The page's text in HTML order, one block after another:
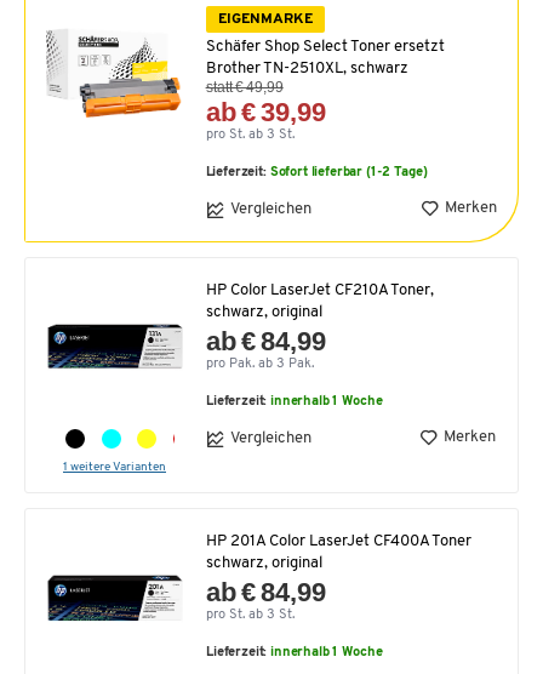
EIGENMARKE
Schäfer Shop Select Toner ersetzt
Brother TN-2510XL, schwarz
statt € 49,99
ab € 39,99
pro St. ab 3 St.
Lieferzeit: Sofort lieferbar (1-2 Tage)
Vergleichen Merken
1 weitere Varianten
HP Color LaserJet CF210A Toner,
schwarz, original
ab € 84,99
pro Pak. ab 3 Pak.
Lieferzeit:innerhalb 1 Woche
Vergleichen Merken
HP 201A Color LaserJet CF400A Toner
schwarz, original
ab € 84,99
pro St. ab 3 St.
Lieferzeit:innerhalb 1 Woche